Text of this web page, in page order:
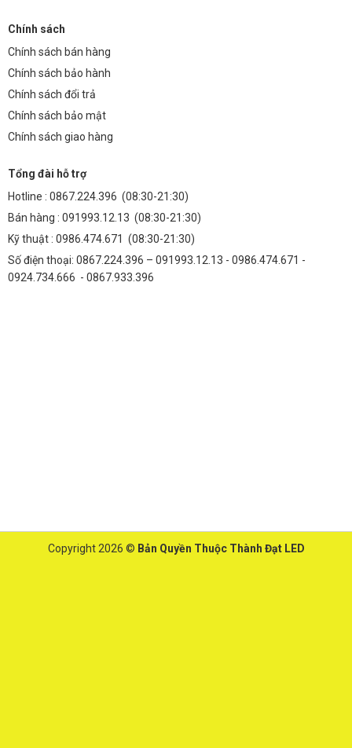
Chính sách
Chính sách bán hàng
Chính sách bảo hành
Chính sách đổi trả
Chính sách bảo mật
Chính sách giao hàng
Tổng đài hỗ trợ
Hotline : 0867.224.396 (08:30-21:30)
Bán hàng : 091993.12.13 (08:30-21:30)
Kỹ thuật : 0986.474.671 (08:30-21:30)
Số điện thoại: 0867.224.396 – 091993.12.13 - 0986.474.671 -
0924.734.666 - 0867.933.396
Copyright 2026 © Bản Quyền Thuộc Thành Đạt LED